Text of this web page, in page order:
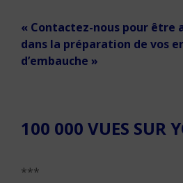
« Contactez-nous pour être
dans la préparation de vos
d’embauche »
100 000 VUES SUR
***